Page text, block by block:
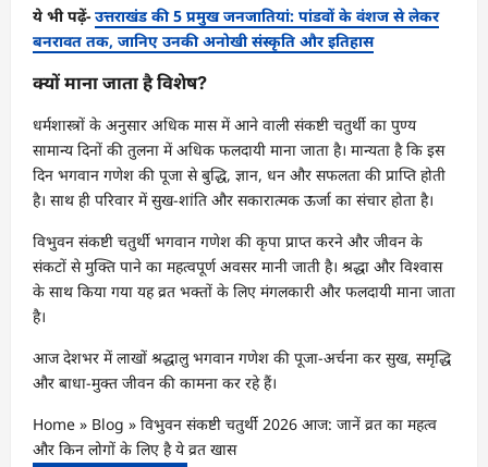
ये भी पढ़ें- उत्तराखंड की 5 प्रमुख जनजातियां: पांडवों के वंशज से लेकर
बनरावत तक, जानिए उनकी अनोखी संस्कृति और इतिहास
क्यों माना जाता है विशेष?
धर्मशास्त्रों के अनुसार अधिक मास में आने वाली संकष्टी चतुर्थी का पुण्य
सामान्य दिनों की तुलना में अधिक फलदायी माना जाता है। मान्यता है कि इस
दिन भगवान गणेश की पूजा से बुद्धि, ज्ञान, धन और सफलता की प्राप्ति होती
है। साथ ही परिवार में सुख-शांति और सकारात्मक ऊर्जा का संचार होता है।
विभुवन संकष्टी चतुर्थी भगवान गणेश की कृपा प्राप्त करने और जीवन के
संकटों से मुक्ति पाने का महत्वपूर्ण अवसर मानी जाती है। श्रद्धा और विश्वास
के साथ किया गया यह व्रत भक्तों के लिए मंगलकारी और फलदायी माना जाता
है।
आज देशभर में लाखों श्रद्धालु भगवान गणेश की पूजा-अर्चना कर सुख, समृद्धि
और बाधा-मुक्त जीवन की कामना कर रहे हैं।
Home » Blog » विभुवन संकष्टी चतुर्थी 2026 आज: जानें व्रत का महत्व
और किन लोगों के लिए है ये व्रत खास